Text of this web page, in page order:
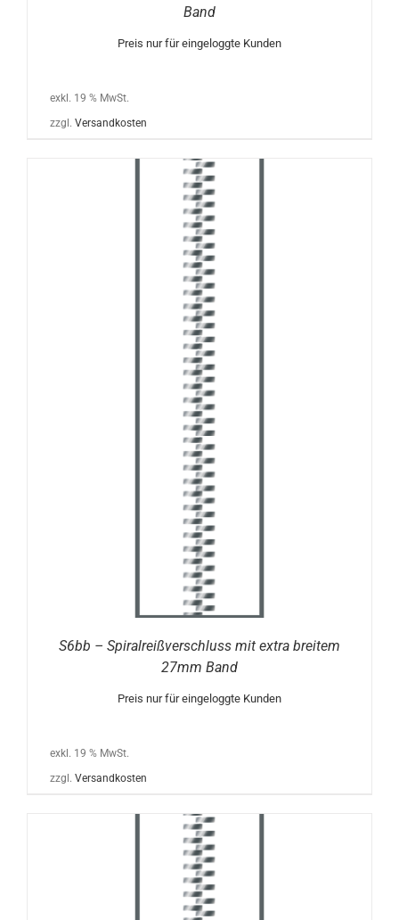
Band
Preis nur für eingeloggte Kunden
exkl. 19 % MwSt.
zzgl. Versandkosten
S6bb – Spiralreißverschluss mit extra breitem
27mm Band
Preis nur für eingeloggte Kunden
exkl. 19 % MwSt.
zzgl. Versandkosten